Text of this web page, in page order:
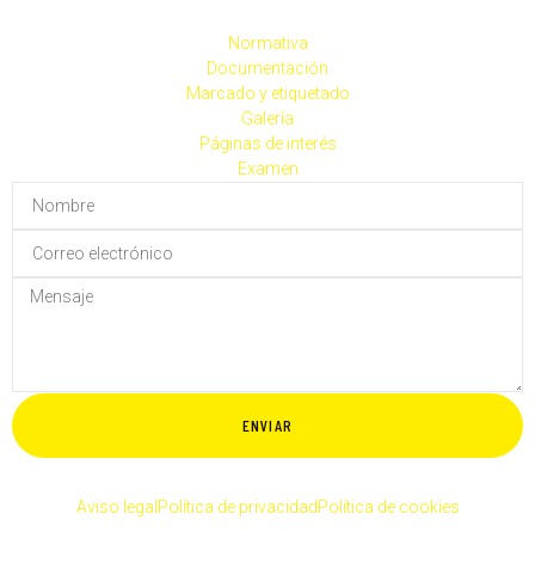
Normativa
Documentación
Marcado y etiquetado
Galería
Páginas de interés
Examen
ENVIAR
Aviso legal Política de privacidadPolítica de cookies